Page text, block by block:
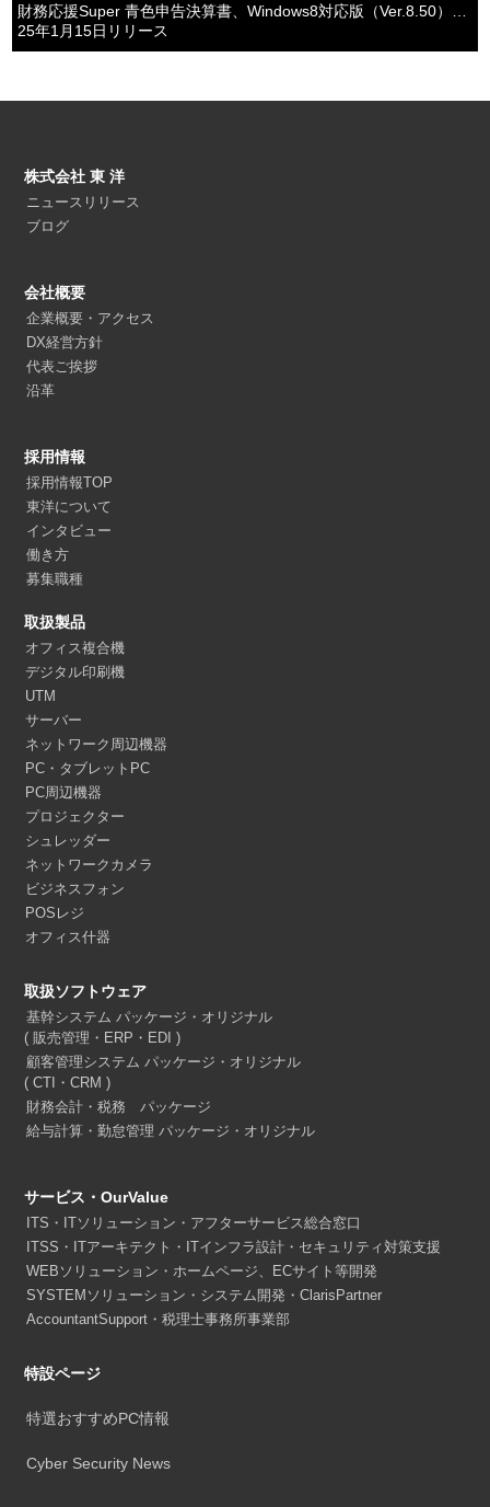
財務応援Super 青色申告決算書、Windows8対応版（Ver.8.50）…
25年1月15日リリース
株式会社 東 洋
ニュースリリース
ブログ
会社概要
企業概要・アクセス
DX経営方針
代表ご挨拶
沿革
採用情報
採用情報TOP
東洋について
インタビュー
働き方
募集職種
取扱製品
オフィス複合機
デジタル印刷機
UTM
サーバー
ネットワーク周辺機器
PC・タブレットPC
PC周辺機器
プロジェクター
シュレッダー
ネットワークカメラ
ビジネスフォン
POSレジ
オフィス什器
取扱ソフトウェア
基幹システム パッケージ・オリジナル
( 販売管理・ERP・EDI )
顧客管理システム パッケージ・オリジナル
( CTI・CRM )
財務会計・税務 パッケージ
給与計算・勤怠管理 パッケージ・オリジナル
サービス・OurValue
ITS・ITソリューション・アフターサービス総合窓口
ITSS・ITアーキテクト・ITインフラ設計・セキュリティ対策支援
WEBソリューション・ホームページ、ECサイト等開発
SYSTEMソリューション・システム開発・ClarisPartner
AccountantSupport・税理士事務所事業部
特設ページ
特選おすすめPC情報
Cyber Security News